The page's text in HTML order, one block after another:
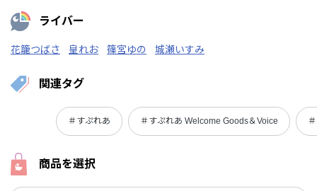
ライバー
花籠つばさ 皇れお 篠宮ゆの 城瀬いすみ
関連タグ
＃すぷれあ ＃すぷれあ Welcome Goods＆Voice
商品を選択